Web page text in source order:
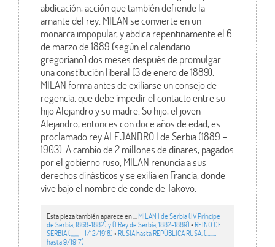
abdicación, acción que también defiende la
amante del rey. MILAN se convierte en un
monarca impopular, y abdica repentinamente el 6
de marzo de 1889 (según el calendario
gregoriano) dos meses después de promulgar
una constitución liberal (3 de enero de 1889).
MILAN forma antes de exiliarse un consejo de
regencia, que debe impedir el contacto entre su
hijo Alejandro y su madre. Su hijo, el joven
Alejandro, entonces con doce años de edad, es
proclamado rey ALEJANDRO I de Serbia (1889 –
1903). A cambio de 2 millones de dinares, pagados
por el gobierno ruso, MILAN renuncia a sus
derechos dinásticos y se exilia en Francia, donde
vive bajo el nombre de conde de Takovo.
Esta pieza también aparece en ... MILAN I de Serbia (IV Príncipe
de Serbia, 1868-1882) y (I Rey de Serbia, 1882-1889)• REINO DE
SERBIA (,,,,,,, - 1/12/1918)• RUSIA hasta REPÚBLICA RUSA. (…..…
hasta 9/1917)